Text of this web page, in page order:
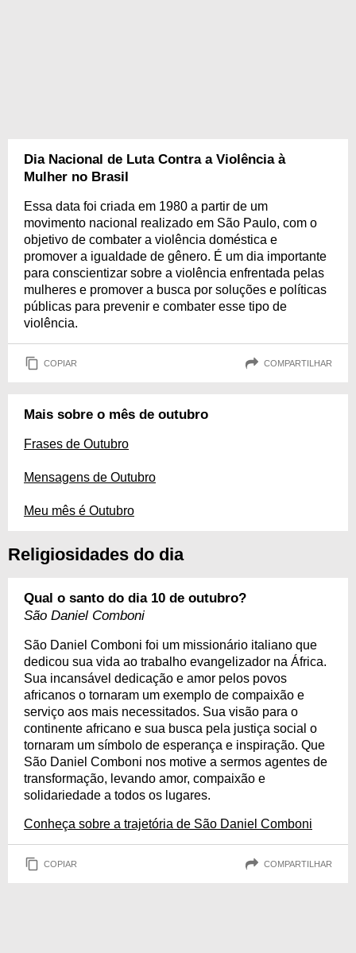
Dia Nacional de Luta Contra a Violência à
Mulher no Brasil
Essa data foi criada em 1980 a partir de um
movimento nacional realizado em São Paulo, com o
objetivo de combater a violência doméstica e
promover a igualdade de gênero. É um dia importante
para conscientizar sobre a violência enfrentada pelas
mulheres e promover a busca por soluções e políticas
públicas para prevenir e combater esse tipo de
violência.
COPIAR COMPARTILHAR
Mais sobre o mês de outubro
Frases de Outubro
Mensagens de Outubro
Meu mês é Outubro
Religiosidades do dia
Qual o santo do dia 10 de outubro?
São Daniel Comboni
São Daniel Comboni foi um missionário italiano que
dedicou sua vida ao trabalho evangelizador na África.
Sua incansável dedicação e amor pelos povos
africanos o tornaram um exemplo de compaixão e
serviço aos mais necessitados. Sua visão para o
continente africano e sua busca pela justiça social o
tornaram um símbolo de esperança e inspiração. Que
São Daniel Comboni nos motive a sermos agentes de
transformação, levando amor, compaixão e
solidariedade a todos os lugares.
Conheça sobre a trajetória de São Daniel Comboni
COPIAR COMPARTILHAR